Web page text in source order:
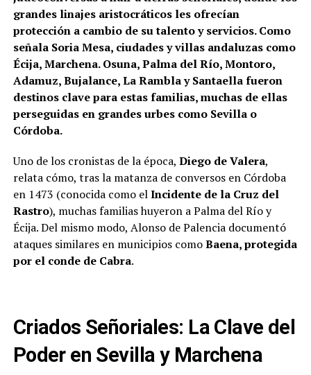
grandes linajes aristocráticos les ofrecían
protección a cambio de su talento y servicios. Como
señala Soria Mesa, ciudades y villas andaluzas como
Écija, Marchena. Osuna, Palma del Río, Montoro,
Adamuz, Bujalance, La Rambla y Santaella fueron
destinos clave para estas familias, muchas de ellas
perseguidas en grandes urbes como Sevilla o
Córdoba.
Uno de los cronistas de la época, Diego de Valera,
relata cómo, tras la matanza de conversos en Córdoba
en 1473 (conocida como elIncidente de la Cruz del
Rastro), muchas familias huyeron a Palma del Río y
Écija. Del mismo modo, Alonso de Palencia documentó
ataques similares en municipios comoBaena, protegida
por el conde de Cabra.
Criados Señoriales: La Clave del
Poder en Sevilla y Marchena